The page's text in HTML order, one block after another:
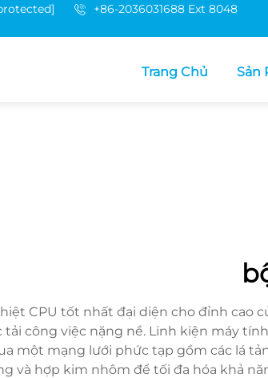
+86-2036031688 Ext 8048
Trang Chủ Sản
CPU tốt nhất đại diện cho đỉnh cao
tải công việc nặng nề. Linh kiện máy
một mạng lưới phức tạp gồm các lá
và hợp kim nhôm để tối đa hóa khả